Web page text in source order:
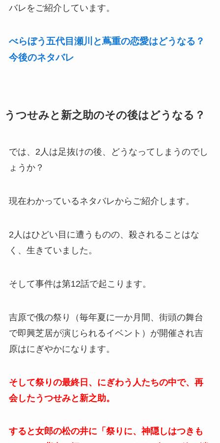
バレをご紹介しています。
べらぼう五代目瀬川と蔦重の恋愛はどうなる？
今後のネタバレ
うつせみと新之助のその後はどうなる？
では、2人は足抜けの後、どうなってしまうのでし
ょうか？
現在わかっているネタバレからご紹介します。
2人はひどい目に遭うものの、殺されることはな
く、生きていました。
そして事件は第12話で起こります。
吉原で俄の祭り（毎年夏に一か月間、街頭の舞台
で即興芝居が演じられるイベント）が開催され吉
原はにぎやかになります。
そして祭りの最終日、にぎわう人たちの中で、再
会したうつせみと新之助。
すると女郎の松の井に「祭りに、神隠しはつきも